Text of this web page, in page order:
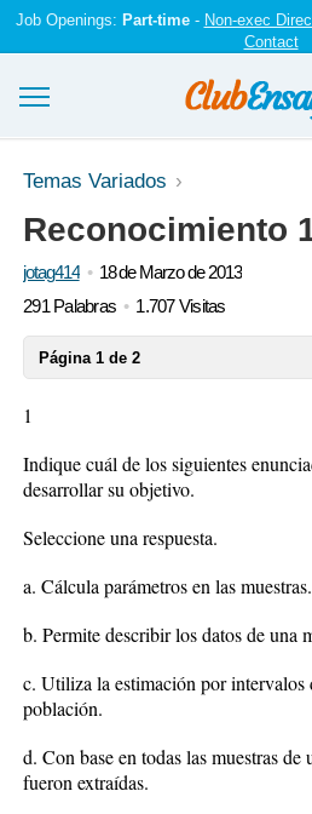
Job Openings: Part-time- Non-exec
Contact
Ensayos y trabajos
Registrarse
Iniciar sesión
Temas Variados
Reconocimiento
jotag414
18 de Marzo de 2013
291 Palabras
1.707 Visitas
Página 1 de 2
1
Indique cuál de los siguientes
desarrollar su objetivo.
Seleccione una respuesta.
a. Cálcula parámetros en las muestras.
b. Permite describir los datos de una
c. Utiliza la estimación por intervalos
población.
d. Con base en todas las muestras
fueron extraídas.